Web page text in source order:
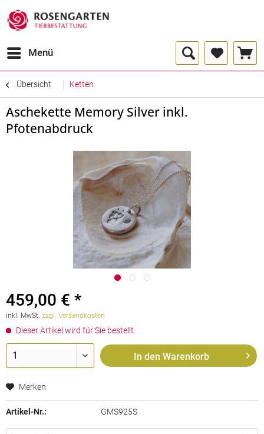
Menü
Übersicht Ketten
Aschekette Memory Silver inkl.
Pfotenabdruck
459,00 € *
inkl. MwSt. zzgl. Versandkosten
Dieser Artikel wird für Sie bestellt.
In den Warenkorb
Merken
Artikel-Nr.: GMS925S